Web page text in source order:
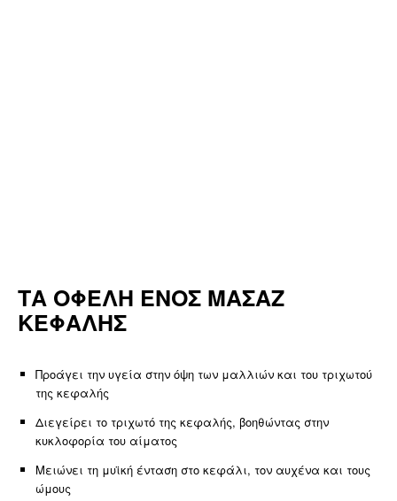
ΤΑ ΟΦΕΛΗ ΕΝΟΣ ΜΑΣΑΖ
ΚΕΦΑΛΗΣ
Προάγει την υγεία στην όψη των μαλλιών και του τριχωτού
της κεφαλής
Διεγείρει το τριχωτό της κεφαλής, βοηθώντας στην
κυκλοφορία του αίματος
Μειώνει τη μυϊκή ένταση στο κεφάλι, τον αυχένα και τους
ώμους